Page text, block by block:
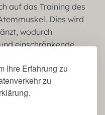
Ihre Erfahrung zu
zu
auf das Training des
Dies wird
wodurch
einschränkende
fundiert
dass Stottern kein
physische als